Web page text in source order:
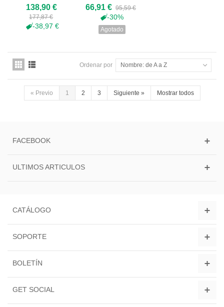
FX3 Trimmer -
FXX3TBE
138,90 €
177,87 €
-38,97 €
FX660E
66,91 € 95,59 €
-30%
Agotado
Ordenar por Nombre: de A a Z
« Previo 1 2 3 Siguiente » Mostrar todos
FACEBOOK
ULTIMOS ARTICULOS
CATÁLOGO
SOPORTE
BOLETÍN
GET SOCIAL